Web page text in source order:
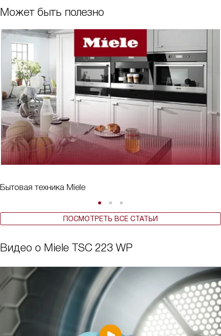
Может быть полезно
Бытовая техника Miele
ПОСМОТРЕТЬ ВСЕ СТАТЬИ
Видео о Miele TSC 223 WP